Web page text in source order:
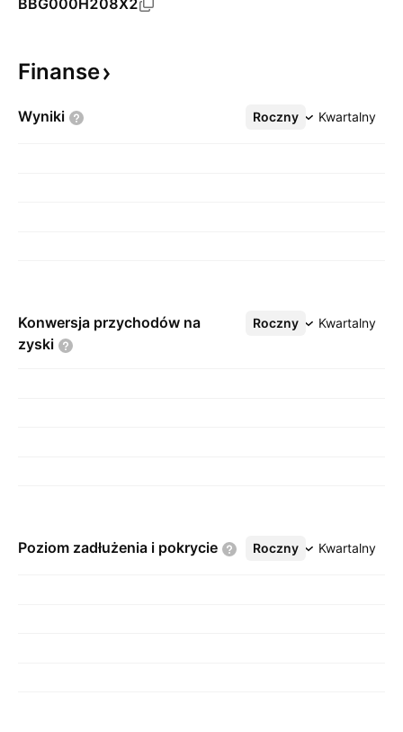
BBG000H208X2
Finanse
Wyniki Roczny Kwartalny
Więcej
Konwersja przychodów na
zyski
Roczny Kwartalny
Więcej
Poziom zadłużenia i pokrycie Roczny Kwartalny
Więcej